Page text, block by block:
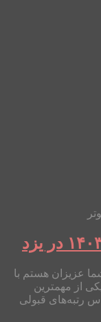
عزیزان هستم با
قبولی یکی از مهمترین
رتبه‌های قبولی